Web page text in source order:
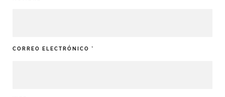
CORREO ELECTRÓNICO *